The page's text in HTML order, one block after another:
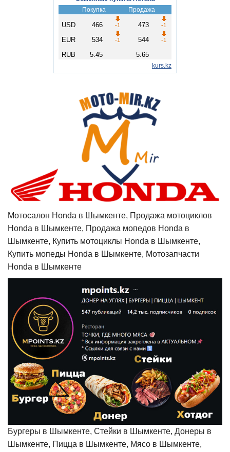
Мотосалон Honda в Шымкенте, Продажа мотоциклов
Honda в Шымкенте, Продажа мопедов Honda в
Шымкенте, Купить мотоциклы Honda в Шымкенте,
Купить мопеды Honda в Шымкенте, Мотозапчасти
Honda в Шымкенте
Бургеры в Шымкенте, Стейки в Шымкенте, Донеры в
Шымкенте, Пицца в Шымкенте, Мясо в Шымкенте,